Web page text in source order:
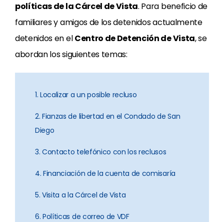
políticas de la Cárcel de Vista. Para beneficio de
familiares y amigos de los detenidos actualmente
detenidos en elCentro de Detención de Vista, se
abordan los siguientes temas:
1. Localizar a un posible recluso
2. Fianzas de libertad en el Condado de San
Diego
3. Contacto telefónico con los reclusos
4. Financiación de la cuenta de comisaría
5. Visita a la Cárcel de Vista
6. Políticas de correo de VDF